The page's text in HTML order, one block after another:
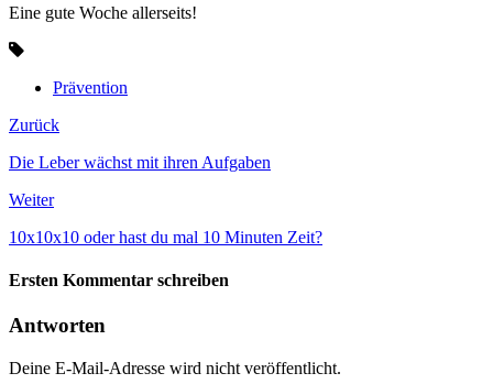
Eine gute Woche allerseits!
Prävention
Zurück
Die Leber wächst mit ihren Aufgaben
Weiter
10x10x10 oder hast du mal 10 Minuten Zeit?
Ersten Kommentar schreiben
Antworten
Deine E-Mail-Adresse wird nicht veröffentlicht.